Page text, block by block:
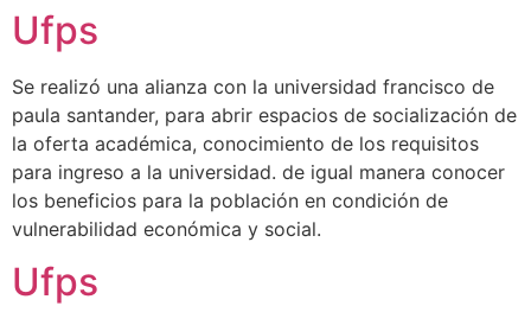
Ufps
Se realizó una alianza con la universidad francisco de
paula santander, para abrir espacios de socialización de
la oferta académica, conocimiento de los requisitos
para ingreso a la universidad. de igual manera conocer
los beneficios para la población en condición de
vulnerabilidad económica y social.
Ufps